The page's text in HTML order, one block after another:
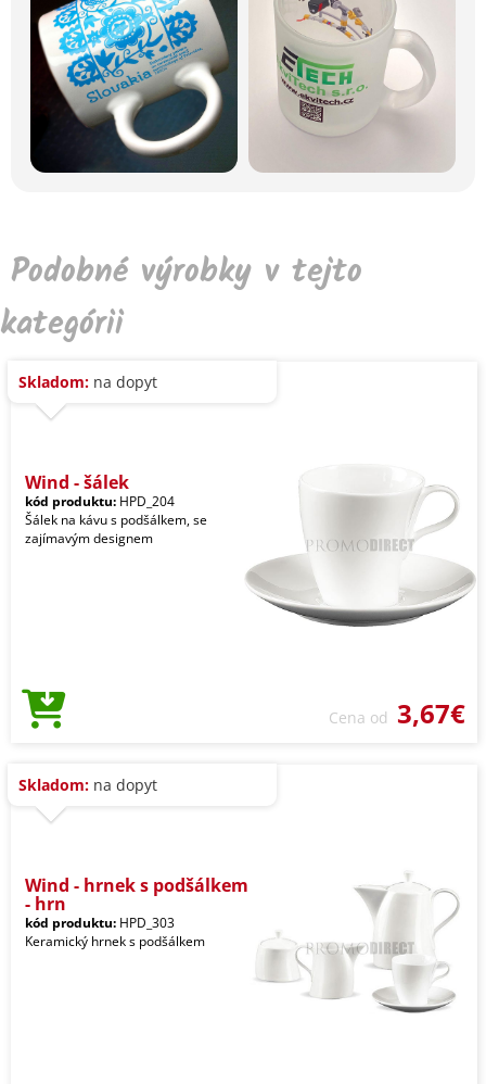
Podobné výrobky v tejto
kategórii
Skladom: na dopyt
Wind - šálek
kód produktu: HPD_204
Šálek na kávu s podšálkem, se
zajímavým designem
Cena od 3,67€
Skladom: na dopyt
Wind - hrnek s podšálkem
- hrn
kód produktu: HPD_303
Keramický hrnek s podšálkem